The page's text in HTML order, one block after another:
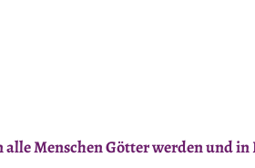
alle Menschen Götter werden und in